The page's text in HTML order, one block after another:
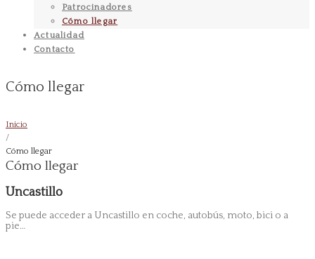
Patrocinadores
Cómo llegar
Actualidad
Contacto
Cómo llegar
Inicio
/
Cómo llegar
Cómo llegar
Uncastillo
Se puede acceder a Uncastillo en coche, autobús, moto, bici o a
pie…